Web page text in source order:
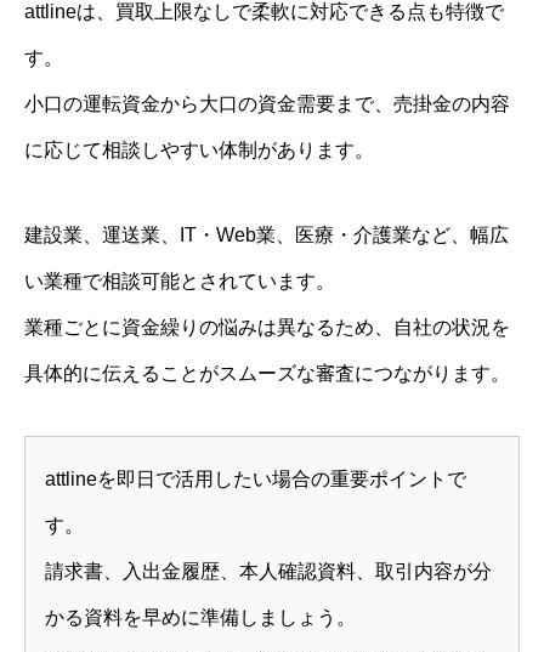
attlineは、買取上限なしで柔軟に対応できる点も特徴で
す。
小口の運転資金から大口の資金需要まで、売掛金の内容
に応じて相談しやすい体制があります。
建設業、運送業、IT・Web業、医療・介護業など、幅広
い業種で相談可能とされています。
業種ごとに資金繰りの悩みは異なるため、自社の状況を
具体的に伝えることがスムーズな審査につながります。
attlineを即日で活用したい場合の重要ポイントで
す。
請求書、入出金履歴、本人確認資料、取引内容が分
かる資料を早めに準備しましょう。